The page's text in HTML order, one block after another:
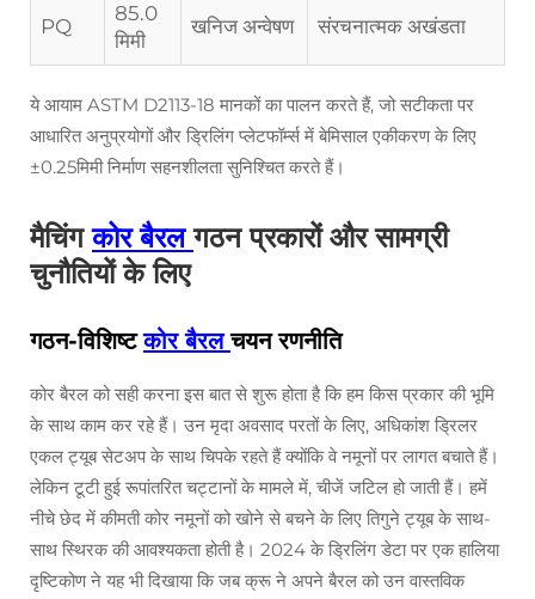
PQ
85.0
मिमी
खनिज अन्वेषण संरचनात्मक अखंडता
ये आयाम ASTM D2113-18 मानकों का पालन करते हैं, जो सटीकता पर
आधारित अनुप्रयोगों और ड्रिलिंग प्लेटफॉर्म्स में बेमिसाल एकीकरण के लिए
±0.25मिमी निर्माण सहनशीलता सुनिश्चित करते हैं।
मैचिंगकोर बैरलगठन प्रकारों और सामग्री
चुनौतियों के लिए
गठन-विशिष्टकोर बैरलचयन रणनीति
कोर बैरल को सही करना इस बात से शुरू होता है कि हम किस प्रकार की भूमि
के साथ काम कर रहे हैं। उन मृदा अवसाद परतों के लिए, अधिकांश ड्रिलर
एकल ट्यूब सेटअप के साथ चिपके रहते हैं क्योंकि वे नमूनों पर लागत बचाते हैं।
लेकिन टूटी हुई रूपांतरित चट्टानों के मामले में, चीजें जटिल हो जाती हैं। हमें
नीचे छेद में कीमती कोर नमूनों को खोने से बचने के लिए तिगुने ट्यूब के साथ-
साथ स्थिरक की आवश्यकता होती है। 2024 के ड्रिलिंग डेटा पर एक हालिया
दृष्टिकोण ने यह भी दिखाया कि जब क्रू ने अपने बैरल को उन वास्तविक